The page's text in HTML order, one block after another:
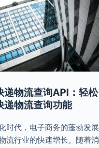
递物流查询API：轻松
递物流查询功能
时代，电子商务的蓬勃发展
流行业的快速增长。随着消